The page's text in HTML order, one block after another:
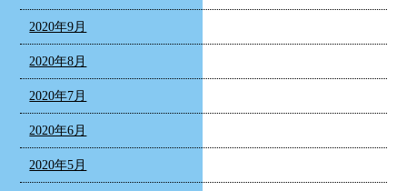
2020年9月
2020年8月
2020年7月
2020年6月
2020年5月